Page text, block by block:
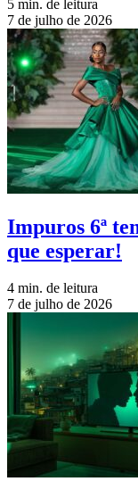
5 min. de leitura
7 de julho de 2026
Impuros 6ª
que esperar!
4 min. de leitura
7 de julho de 2026